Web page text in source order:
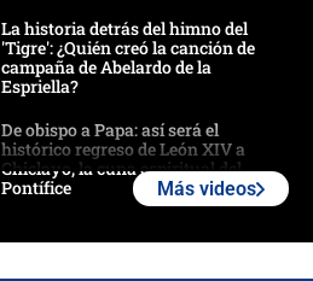
La historia detrás del himno del
'Tigre': ¿Quién creó la canción de
campaña de Abelardo de la
Espriella?
De obispo a Papa: así será el
histórico regreso de León XIV a
Chiclayo, la cuna espiritual del
Pontífice
Más videos